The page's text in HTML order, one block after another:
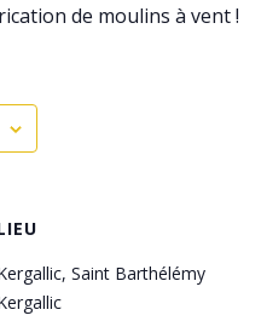
de moulins à vent !
Saint Barthélémy